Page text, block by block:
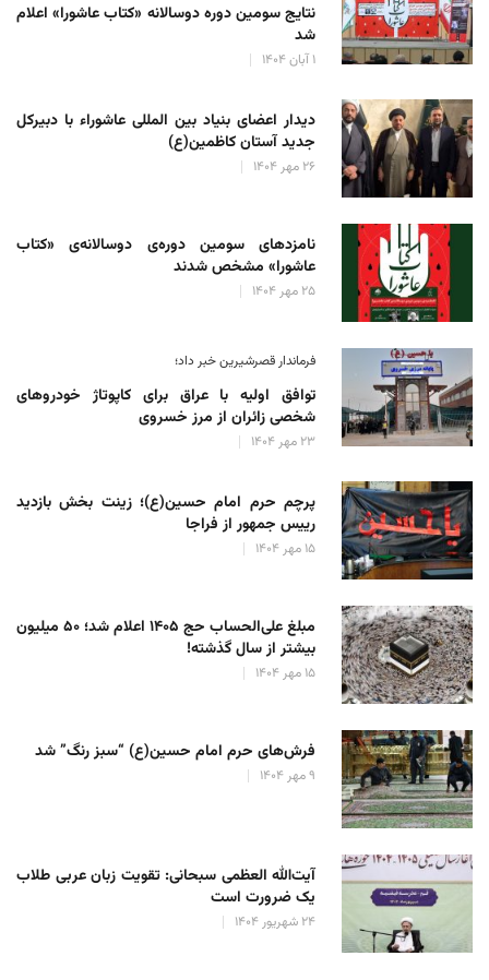
نتایج سومین دوره‌ دوسالانه‌ «کتاب عاشورا» اعلام
شد
۱ آبان ۱۴۰۴
دیدار اعضای بنیاد بین المللی عاشوراء با دبیرکل
جدید آستان کاظمین(ع)
۲۶ مهر ۱۴۰۴
نامزدهای سومین دوره‌ی دوسالانه‌ی «کتاب
عاشورا» مشخص شدند
۲۵ مهر ۱۴۰۴
فرماندار قصرشیرین خبر داد؛
توافق اولیه با عراق برای کاپوتاژ خودروهای
شخصی زائران از مرز خسروی
۲۳ مهر ۱۴۰۴
پرچم حرم امام حسین(ع)؛ زینت بخش بازدید
رییس جمهور از فراجا
۱۵ مهر ۱۴۰۴
مبلغ علی‌الحساب حج ۱۴۰۵ اعلام شد؛ ۵۰ میلیون
بیشتر از سال گذشته!
۱۵ مهر ۱۴۰۴
فرش‌های حرم امام حسین(ع) “سبز رنگ” شد
۹ مهر ۱۴۰۴
آیت‌الله العظمی سبحانی: تقویت زبان عربی طلاب
یک ضرورت است
۲۴ شهریور ۱۴۰۴